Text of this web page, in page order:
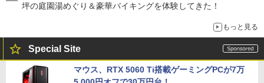
坪の庭園湯めぐり＆豪華バイキングを体験してきた！
もっと見る
Special Site
マウス、RTX 5060 Ti搭載ゲーミングPCが7万